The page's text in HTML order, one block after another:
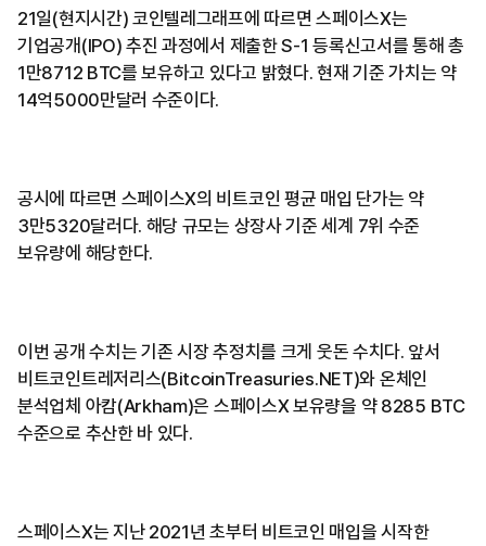
21일(현지시간) 코인텔레그래프에 따르면 스페이스X는
기업공개(IPO) 추진 과정에서 제출한 S-1 등록신고서를 통해 총
1만8712 BTC를 보유하고 있다고 밝혔다. 현재 기준 가치는 약
14억5000만달러 수준이다.
공시에 따르면 스페이스X의 비트코인 평균 매입 단가는 약
3만5320달러다. 해당 규모는 상장사 기준 세계 7위 수준
보유량에 해당한다.
이번 공개 수치는 기존 시장 추정치를 크게 웃돈 수치다. 앞서
비트코인트레저리스(BitcoinTreasuries.NET)와 온체인
분석업체 아캄(Arkham)은 스페이스X 보유량을 약 8285 BTC
수준으로 추산한 바 있다.
스페이스X는 지난 2021년 초부터 비트코인 매입을 시작한